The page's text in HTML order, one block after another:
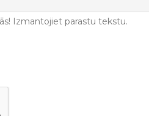
Izmantojiet parastu tekstu.